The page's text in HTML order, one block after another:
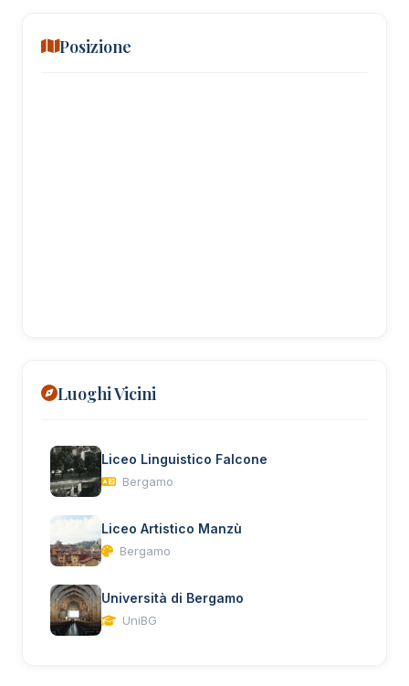
Posizione
Luoghi Vicini
Liceo Linguistico Falcone
Bergamo
Liceo Artistico Manzù
Bergamo
Università di Bergamo
UniBG